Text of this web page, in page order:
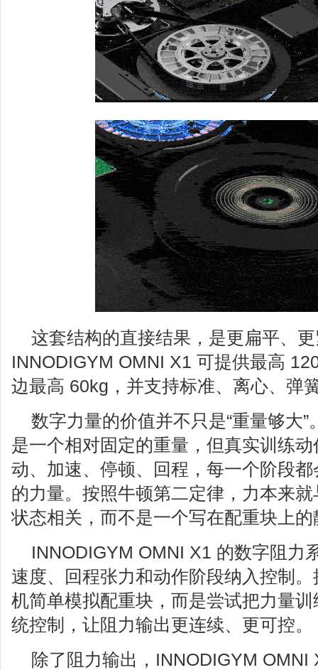
这套结构的直接结果，是更扁平、
INNODIGYM OMNI X1 可提供最高
边最高 60kg，并支持标准、离心、弹
数字力量的价值并不只是“重量够大
是一个相对固定的重量，但真实训练
动、加速、停顿、回程，每一个阶段
的力量。按照牛顿第二定律，力本来
状态相关，而不是一个写在配重块上
INNODIGYM OMNI X1 的数字阻力
速度、回程张力和动作阶段纳入控制
机简单模拟配重块，而是尝试把力量
统控制，让阻力输出更连续、更可控。
除了阻力输出，INNODIGYM OMNI